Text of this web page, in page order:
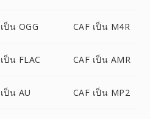
ป็น OGG CAF เป็น M4R
ป็น FLAC CAF เป็น AMR
ป็น AU CAF เป็น MP2